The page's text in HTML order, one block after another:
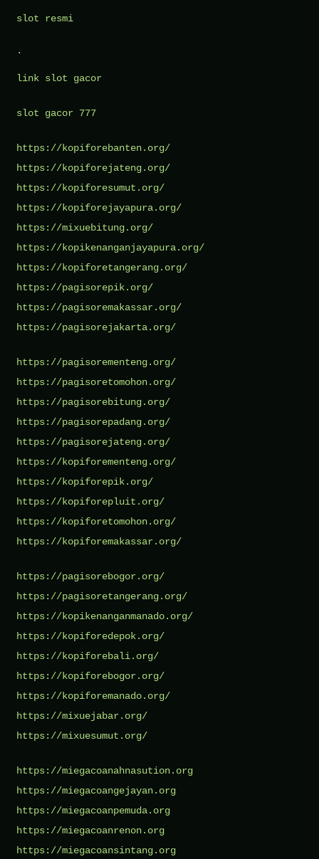
slot resmi
.
link slot gacor
slot gacor 777
https://kopiforebanten.org/
https://kopiforejateng.org/
https://kopiforesumut.org/
https://kopiforejayapura.org/
https://mixuebitung.org/
https://kopikenanganjayapura.org/
https://kopiforetangerang.org/
https://pagisorepik.org/
https://pagisoremakassar.org/
https://pagisorejakarta.org/
https://pagisorementeng.org/
https://pagisoretomohon.org/
https://pagisorebitung.org/
https://pagisorepadang.org/
https://pagisorejateng.org/
https://kopiforementeng.org/
https://kopiforepik.org/
https://kopiforepluit.org/
https://kopiforetomohon.org/
https://kopiforemakassar.org/
https://pagisorebogor.org/
https://pagisoretangerang.org/
https://kopikenanganmanado.org/
https://kopiforedepok.org/
https://kopiforebali.org/
https://kopiforebogor.org/
https://kopiforemanado.org/
https://mixuejabar.org/
https://mixuesumut.org/
https://miegacoanahnasution.org
https://miegacoangejayan.org
https://miegacoanpemuda.org
https://miegacoanrenon.org
https://miegacoansintang.org